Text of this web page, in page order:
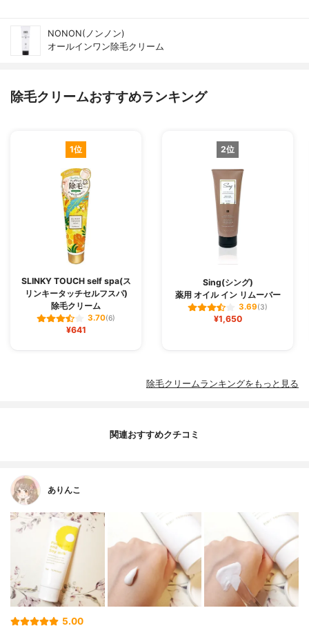
NONON(ノンノン)
オールインワン除毛クリーム
除毛クリームおすすめランキング
1位
SLINKY TOUCH self spa(ス
リンキータッチセルフスパ)
除毛クリーム
3.70(6)
¥641
2位
Sing(シング)
薬用 オイル イン リムーバー
3.69(3)
¥1,650
除毛クリームランキングをもっと見る
関連おすすめクチコミ
ありんこ
5.00